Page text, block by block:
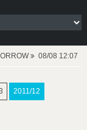
08/08 12:07
2011/12